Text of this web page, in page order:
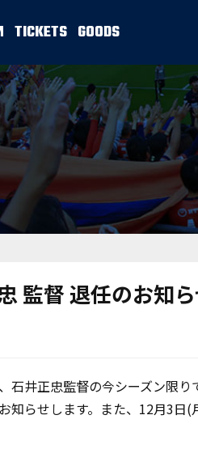
TICKETS GOODS
監督 退任のお知
石井正忠監督の今シーズン限
知らせします。また、12月3日